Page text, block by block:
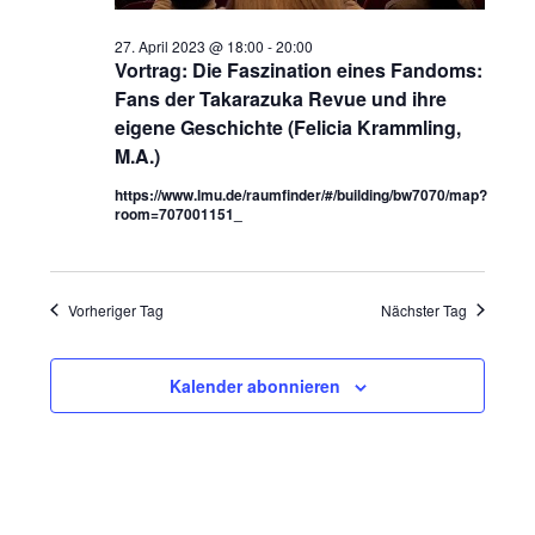
Vortrag: Die Faszination eines Fandoms:
Fans der Takarazuka Revue und ihre
eigene Geschichte (Felicia Krammling,
M.A.)
27. April 2023 @ 18:00 -20:00
https://www.lmu.de/raumfinder/#/building/bw7070/map?
room=707001151_
Vorheriger Tag Nächster Tag
Kalender abonnieren